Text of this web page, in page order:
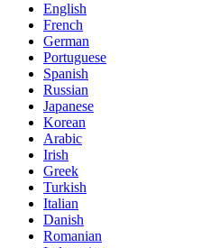
English
French
German
Portuguese
Spanish
Russian
Japanese
Korean
Arabic
Irish
Greek
Turkish
Italian
Danish
Romanian